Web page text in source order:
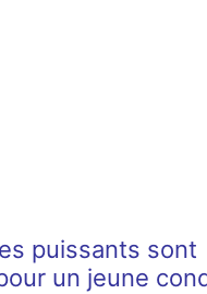
puissants sont
un jeune